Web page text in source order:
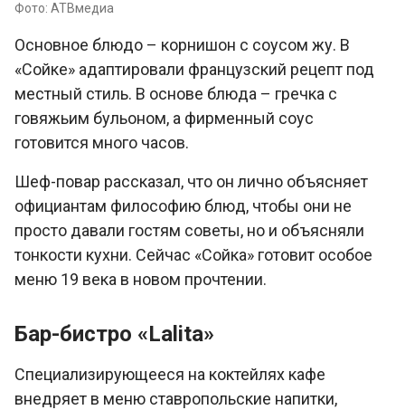
Фото: АТВмедиа
Основное блюдо – корнишон с соусом жу. В
«Сойке» адаптировали французский рецепт под
местный стиль. В основе блюда – гречка с
говяжьим бульоном, а фирменный соус
готовится много часов.
Шеф-повар рассказал, что он лично объясняет
официантам философию блюд, чтобы они не
просто давали гостям советы, но и объясняли
тонкости кухни. Сейчас «Сойка» готовит особое
меню 19 века в новом прочтении.
Бар-бистро «Lalita»
Специализирующееся на коктейлях кафе
внедряет в меню ставропольские напитки,